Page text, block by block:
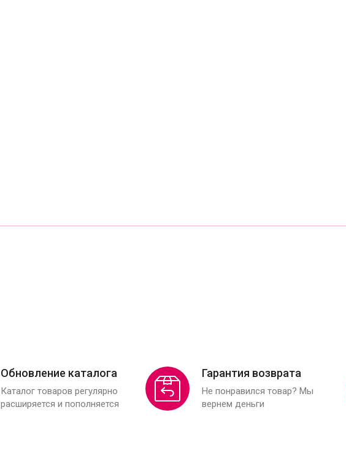
Обновление каталога
Каталог товаров регулярно
расширяется и пополняется
Гарантия возврата
Не понравился товар? Мы
вернем деньги